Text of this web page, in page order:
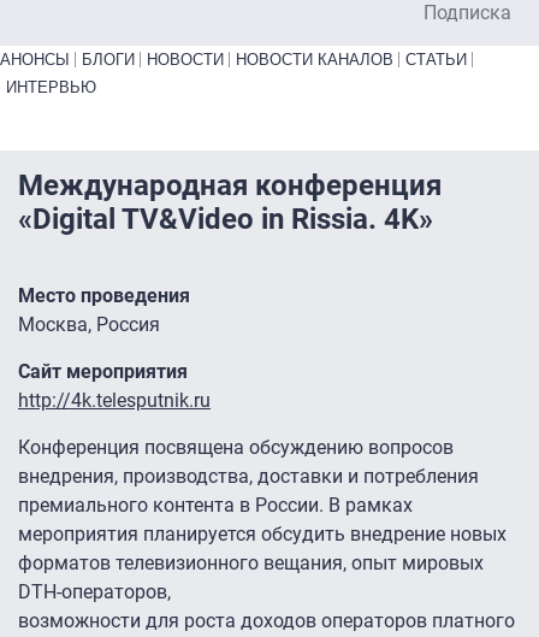
Подписка
Primary links bottom
АНОНСЫ БЛОГИ НОВОСТИ НОВОСТИ КАНАЛОВ
СТАТЬИ
ИНТЕРВЬЮ
Международная конференция
«Digital TV&Video in Rissia. 4K»
Место проведения
Москва, Россия
Сайт мероприятия
http://4k.telesputnik.ru
Конференция посвящена обсуждению вопросов
внедрения, производства, доставки и потребления
премиального контента в России. В рамках
мероприятия планируется обсудить внедрение новых
форматов телевизионного вещания, опыт мировых
DTH-операторов,
возможности для роста доходов операторов платного